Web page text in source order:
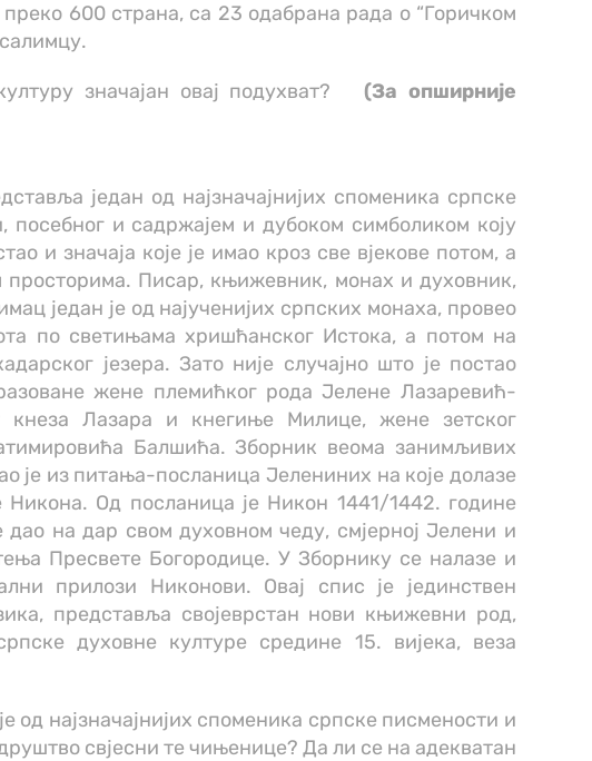
600 страна, са 23 одабрана рада о “Горичком
значајан овај подухват? (За опширније
један од најзначајнијих споменика српске
посебног и садржајем и дубоком симболиком коју
и значаја које је имао кроз све вјекове потом, а
просторима. Писар, књижевник, монах и духовник,
један је од најученијих српских монаха, провео
по светињама хришћанског Истока, а потом на
језера. Зато није случајно што је постао
жене племићког рода Јелене Лазаревић-
кнеза Лазара и кнегиње Милице, жене зетског
Балшића. Зборник веома занимљивих
је из питања-посланица Јелениних на које долазе
Никона. Од посланица је Никон 1441/1442. године
дао на дар свом духовном чеду, смјерној Јелени и
Пресвете Богородице. У Зборнику се налазе и
прилози Никонови. Овај спис је јединствен
представља својеврстан нови књижевни род,
духовне културе средине 15. вијека, веза
од најзначајнијих споменика српске писмености и
свјесни те чињенице? Да ли се на адекватан